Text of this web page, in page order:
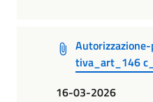
tiva_art_146
16-03-2026